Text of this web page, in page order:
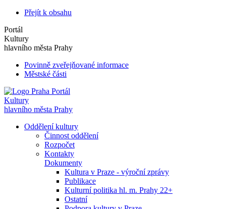
Přejít k obsahu
Portál
Kultury
hlavního města Prahy
Povinně zveřejňované informace
Městské části
Portál
Kultury
hlavního města Prahy
Oddělení kultury
Činnost oddělení
Rozpočet
Kontakty
Dokumenty
Kultura v Praze - výroční zprávy
Publikace
Kulturní politika hl. m. Prahy 22+
Ostatní